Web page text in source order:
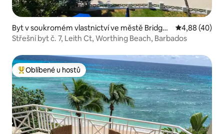
Byt v soukromém vlastnictví ve městě Bridget
own
Průměrné
4,88 (40)
Střešní byt č. 7, Leith Ct, Worthing Beach, Barbados
Nejlepší v kategorii Oblíbené u hostů
Oblíbené u hostů